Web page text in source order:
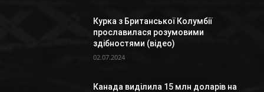
Курка з Британської Колумбії
прославилася розумовими
здібностями (відео)
02.07.2024
Канада виділила 15 млн доларів на